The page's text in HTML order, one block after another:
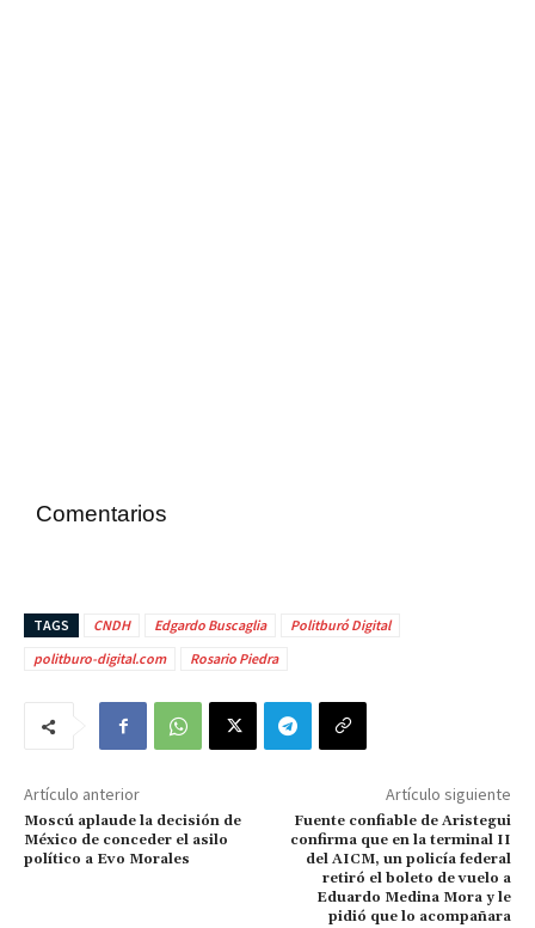
Comentarios
TAGS CNDH Edgardo Buscaglia
Politburó Digital
politburo-digital.com
Rosario Piedra
Artículo anterior
Moscú aplaude la decisión de
México de conceder el asilo
político a Evo Morales
Artículo siguiente
Fuente confiable de Aristegui
confirma que en la terminal II
del AICM, un policía federal
retiró el boleto de vuelo a
Eduardo Medina Mora y le
pidió que lo acompañara